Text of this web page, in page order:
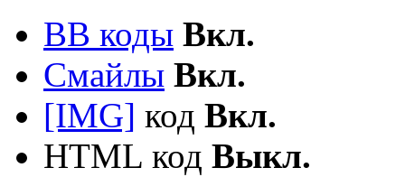
BB коды Вкл.
Смайлы Вкл.
[IMG] код Вкл.
HTML код Выкл.